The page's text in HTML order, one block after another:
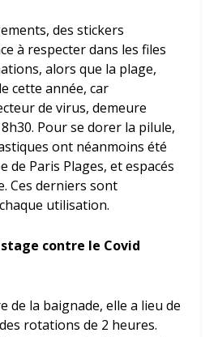
des stickers
à respecter dans les files
alors que la plage,
cette année, car
de virus, demeure
Pour se dorer la pilule,
ont néanmoins été
de Paris Plages, et espacés
Ces derniers sont
utilisation.
contre le Covid
de la baignade, elle a lieu de
rotations de 2 heures.